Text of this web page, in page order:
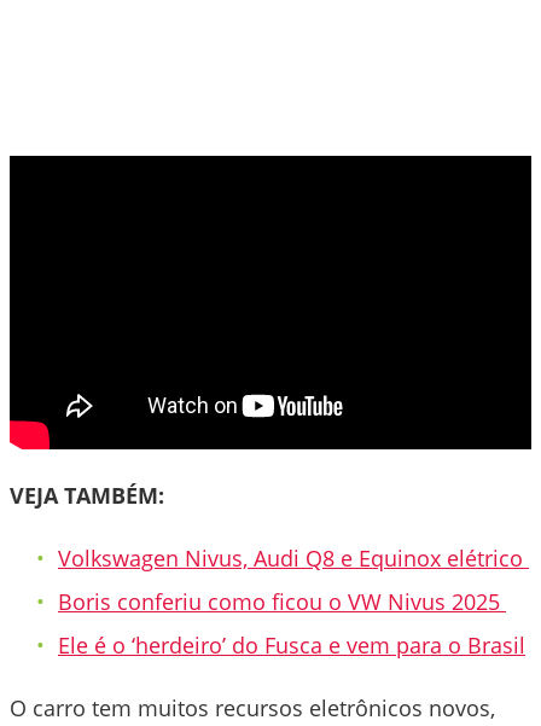
VEJA TAMBÉM:
Volkswagen Nivus, Audi Q8 e Equinox elétrico
Boris conferiu como ficou o VW Nivus 2025
Ele é o ‘herdeiro’ do Fusca e vem para o Brasil
O carro tem muitos recursos eletrônicos novos,